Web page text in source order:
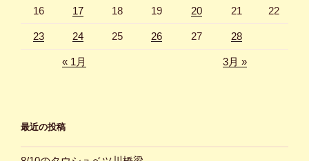
16 17 18 19 20 21 22
23 24 25 26 27 28
« 1月 3月 »
最近の投稿